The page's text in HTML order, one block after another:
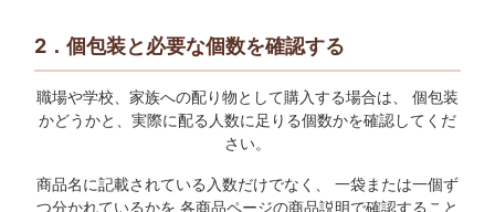
2．個包装と必要な個数を確認する
職場や学校、家族への配り物として購入する場合は、 個包装
かどうかと、実際に配る人数に足りる個数かを確認してくだ
さい。
商品名に記載されている入数だけでなく、 一袋または一個ず
つ分かれているかを 各商品ページの商品説明で確認すること